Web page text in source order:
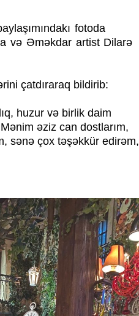
fotoda
və Əməkdar artist Dilarə
çatdıraraq bildirib:
huzur və birlik daim
əziz can dostlarım,
sənə çox təşəkkür edirəm,